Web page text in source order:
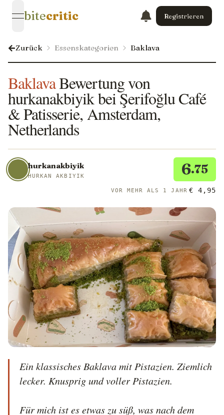
open navigation menu
bitecritic Registrieren
Zurück Essenskategorien Baklava
BaklavaBewertung von
hurkanakbiyik bei Şerifoğlu Café
& Patisserie, Amsterdam,
Netherlands
hurkanakbiyik
HURKAN AKBIYIK 6.75
VOR MEHR ALS 1 JAHR € 4,95
Ein klassisches Baklava mit Pistazien. Ziemlich
lecker. Knusprig und voller Pistazien.
Für mich ist es etwas zu süß, was nach dem